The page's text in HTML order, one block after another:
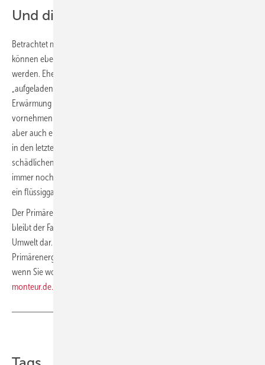
Und die Ökologie?
Betrachtet man die Ökologie und den Nutzen für die Umwelt, so
können ebenfalls gute Prognosen durch diesen Wechsel ausgewiesen
werden. Ehemals wurden die Nachtspeicheröfen mit Strom
„aufgeladen“. Das bedeutete auch, dass man auf Verdacht eine
Erwärmung für das zu erwartende Wetter des nächsten Tages
vornehmen musste. Und die Erwärmung erfolgte mit hochwertigem,
aber auch emissionsträchtigen elektrischem Strom. Zwar wird Strom
in den letzten Jahren deutschlandweit mit immer weniger
schädlichen Emissionen produziert, aber ein Nachtspeicher hat
immer noch eine höhere Auswirkung auf die Produktion von CO
ein flüssiggasbetriebener Heizkessel.
Der Primärenergiefaktor von Strom liegt zurzeit bei 1,8. Für Flüssiggas
bleibt der Faktor bei 1,1 und stellt sich damit deutlich günstiger für die
Umwelt dar. Nachzulesen sind diese Zusammenhänge zum Thema
Primärenergiefaktor in der Ausgabe 11 des SBZ Monteur von 2014;
wenn Sie wollen, auch bequem im Netzarchiv unter
monteur.de.